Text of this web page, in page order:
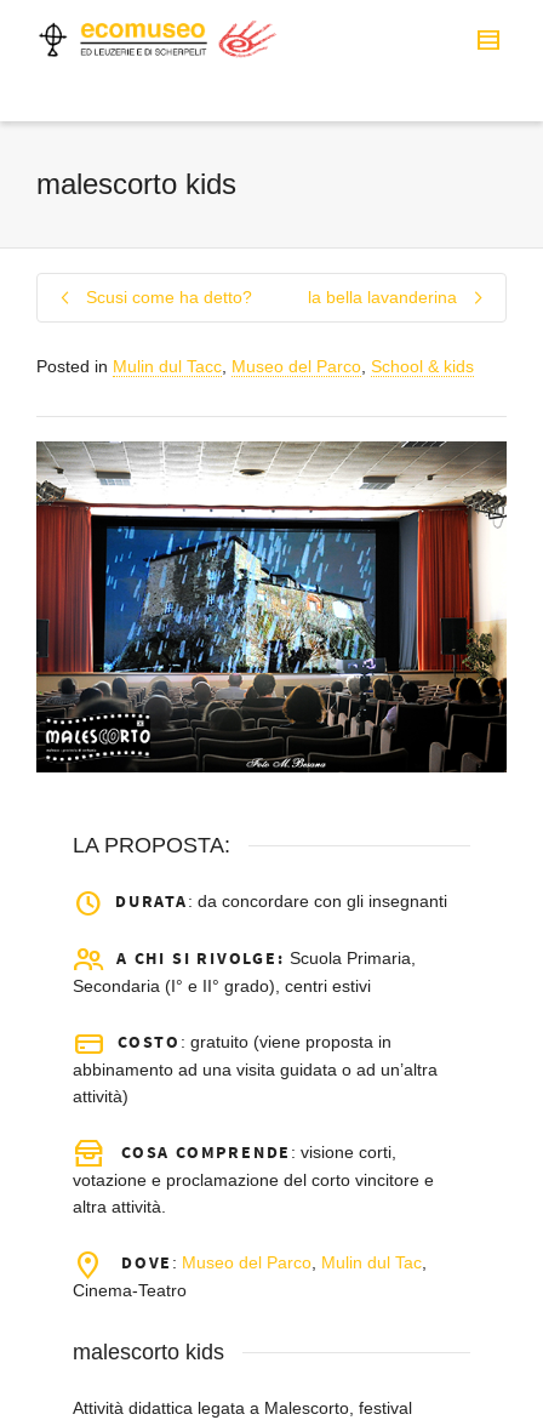
malescorto kids
Scusi come ha detto? la bella lavanderina
Posted in Mulin dul Tacc Museo del Parco School & kids
LA PROPOSTA:
DURATA: da concordare con gli insegnanti
A CHI SI RIVOLGE: Scuola Primaria,
Secondaria (I° e II° grado), centri estivi
COSTO : gratuito (viene proposta in
abbinamento ad una visita guidata o ad un’altra
attività)
COSA COMPRENDE : visione corti,
votazione e proclamazione del corto vincitore e
altra attività.
DOVE : Museo del Parco, Mulin dul Tac,
Cinema-Teatro
malescorto kids
Attività didattica legata a Malescorto, festival